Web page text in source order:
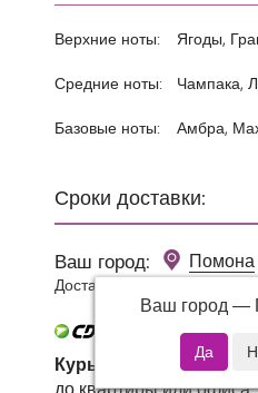
Сроки доставки:
Ваш город:
Помона
Ваш город —
Доставка 0 руб при заказе
Курьер СДЭК
до квартиры или офиса
Верхние ноты: Ягоды,
Средние ноты: Чампака,
Базовые ноты: Амбра,